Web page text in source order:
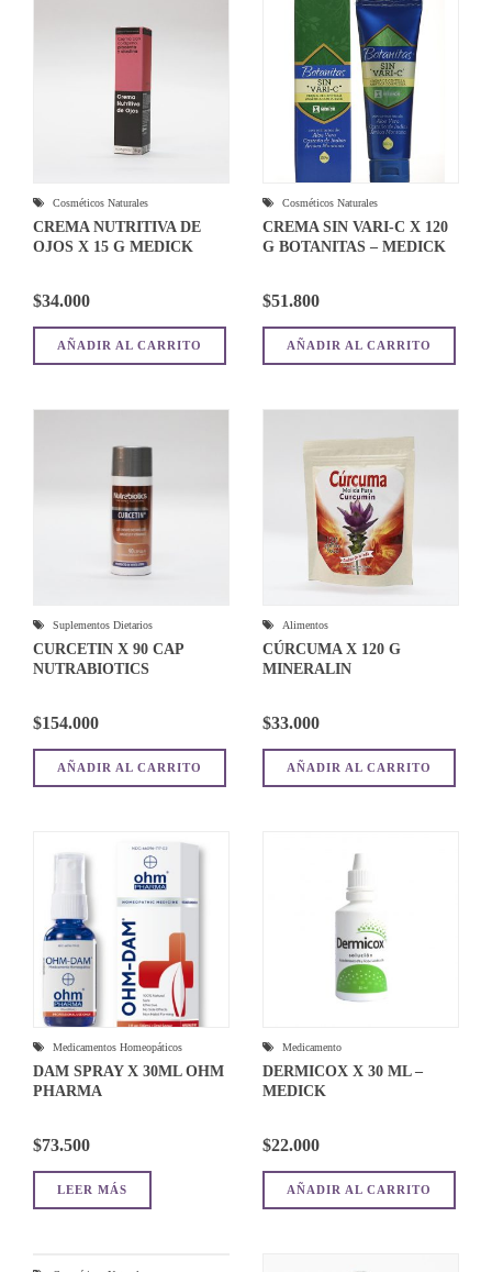
Cosméticos Naturales
CREMA NUTRITIVA DE
OJOS X 15 G MEDICK
$34.000
AÑADIR AL CARRITO
Cosméticos Naturales
CREMA SIN VARI-C X 120
G BOTANITAS – MEDICK
$51.800
AÑADIR AL CARRITO
Suplementos Dietarios
CURCETIN X 90 CAP
NUTRABIOTICS
$154.000
AÑADIR AL CARRITO
Alimentos
CÚRCUMA X 120 G
MINERALIN
$33.000
AÑADIR AL CARRITO
Medicamentos Homeopáticos
DAM SPRAY X 30ML OHM
PHARMA
$73.500
LEER MÁS
Medicamento
DERMICOX X 30 ML –
MEDICK
$22.000
AÑADIR AL CARRITO